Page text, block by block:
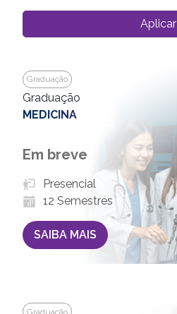
Aplicar
Graduação
Graduação
MEDICINA
Em breve
Presencial
12 Semestres
SAIBA MAIS
Graduação